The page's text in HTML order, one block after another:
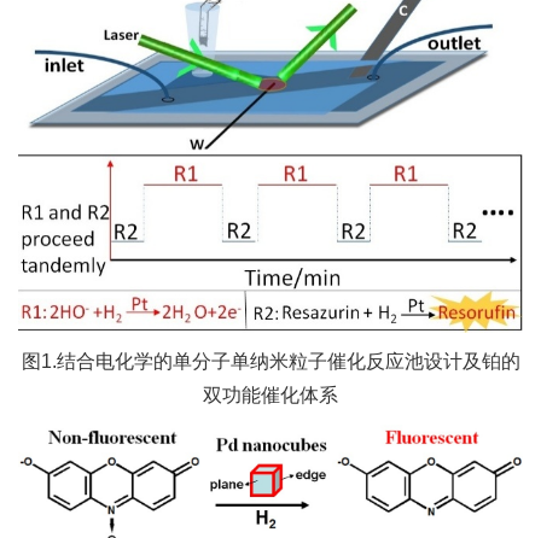
图1.结合电化学的单分子单纳米粒子催化反应池设计及铂的
双功能催化体系